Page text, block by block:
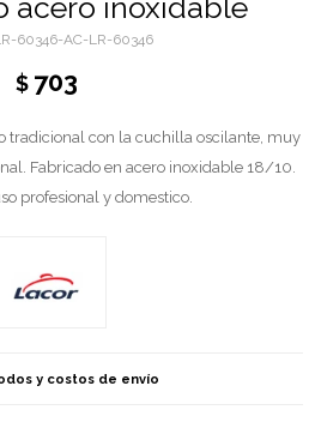
acero inoxidable
60346-AC-LR-60346
$ 703
tradicional con la cuchilla oscilante, muy
Fabricado en acero inoxidable 18/10.
profesional y domestico.
y costos de envío